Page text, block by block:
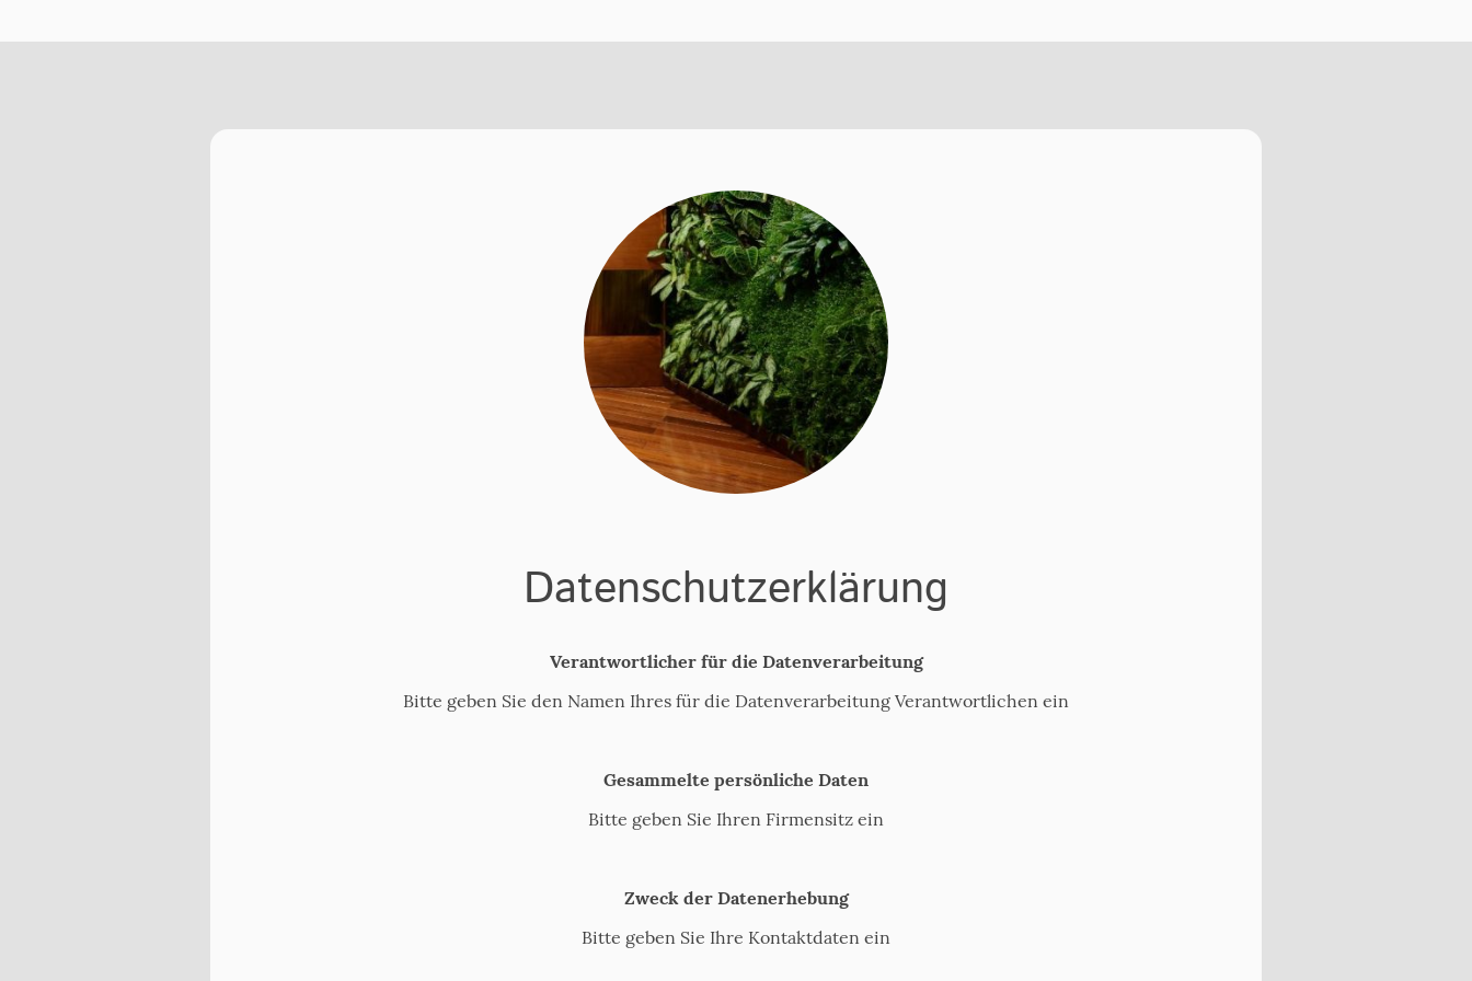
Datenschutzerklärung
Verantwortlicher für die Datenverarbeitung
Bitte geben Sie den Namen Ihres für die Datenverarbeitung Verantwortlichen ein
Gesammelte persönliche Daten
Bitte geben Sie Ihren Firmensitz ein
Zweck der Datenerhebung
Bitte geben Sie Ihre Kontaktdaten ein